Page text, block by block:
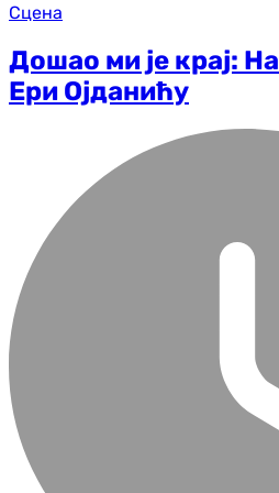
Сцена
Дошао ми је крај:
Ери Ојданићу